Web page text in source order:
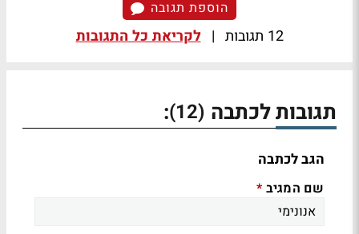
הוספת תגובה
12 תגובות | לקריאת כל התגובות
תגובות לכתבה (12)
:
הגב לכתבה
שם המגיב *